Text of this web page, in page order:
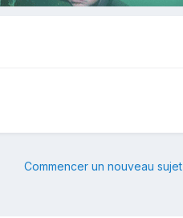
Commencer un nouveau sujet